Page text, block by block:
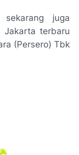
sekarang juga
Jakarta terbaru
(Persero) Tbk